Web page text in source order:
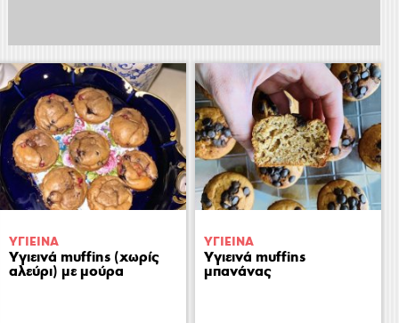
ΥΓΙΕΙΝA
Υγιεινά muffins (χωρίς
αλεύρι) με μούρα
ΥΓΙΕΙΝA
Υγιεινά muffins
μπανάνας